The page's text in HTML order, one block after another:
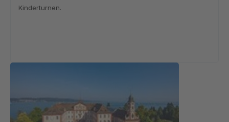
Kinderturnen.